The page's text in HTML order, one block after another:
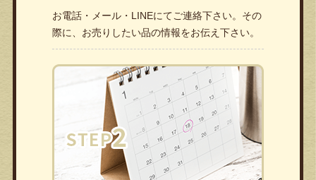
お電話・メール・LINEにてご連絡下さい。その
際に、お売りしたい品の情報をお伝え下さい。